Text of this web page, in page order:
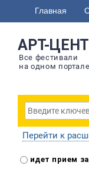
Главная
АРТ-
Все фестивали
на одном портале
Перейти к
идет прием